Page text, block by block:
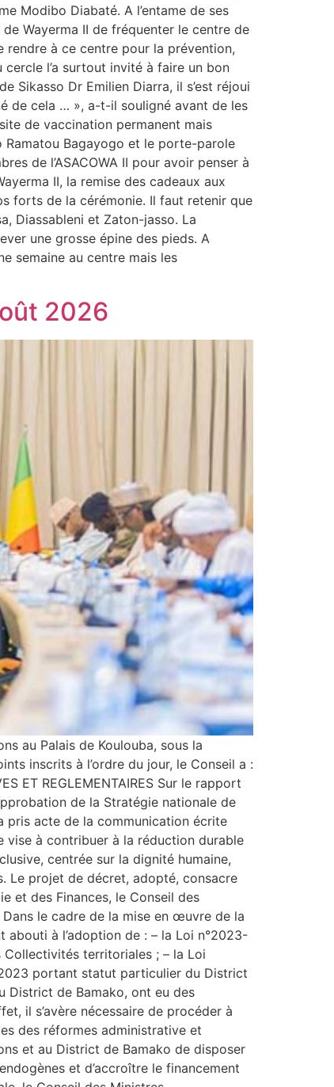
Modibo Diabaté. A l’entame de ses
Wayerma II de fréquenter le centre de
rendre à ce centre pour la prévention,
l’a surtout invité à faire un bon
Sikasso Dr Emilien Diarra, il s’est réjoui
de cela … », a-t-il souligné avant de les
de vaccination permanent mais
Ramatou Bagayogo et le porte-parole
de l’ASACOWA II pour avoir penser à
II, la remise des cadeaux aux
forts de la cérémonie. Il faut retenir que
Diassableni et Zaton-jasso. La
une grosse épine des pieds. A
semaine au centre mais les
2026
au Palais de Koulouba, sous la
inscrits à l’ordre du jour, le Conseil a :
ET REGLEMENTAIRES Sur le rapport
de la Stratégie nationale de
pris acte de la communication écrite
vise à contribuer à la réduction durable
centrée sur la dignité humaine,
Le projet de décret, adopté, consacre
et des Finances, le Conseil des
le cadre de la mise en œuvre de la
à l’adoption de : – la Loi n°2023-
territoriales ; – la Loi
portant statut particulier du District
District de Bamako, ont eu des
il s’avère nécessaire de procéder à
des réformes administrative et
et au District de Bamako de disposer
et d’accroître le financement